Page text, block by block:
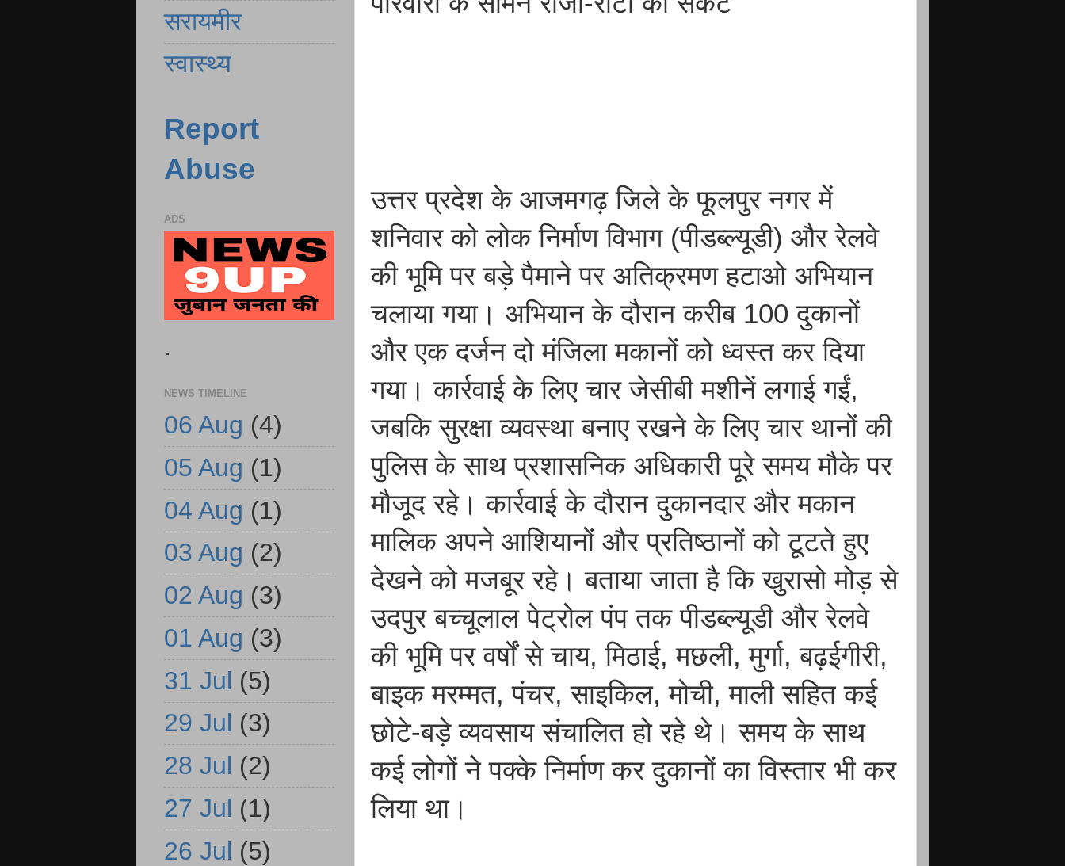
उत्तर प्रदेश के आजमगढ़ जिले के फूलपुर नगर में
शनिवार को लोक निर्माण विभाग (पीडब्ल्यूडी) और रेलवे
की भूमि पर बड़े पैमाने पर अतिक्रमण हटाओ अभियान
चलाया गया। अभियान के दौरान करीब 100 दुकानों
और एक दर्जन दो मंजिला मकानों को ध्वस्त कर दिया
गया। कार्रवाई के लिए चार जेसीबी मशीनें लगाई गईं,
जबकि सुरक्षा व्यवस्था बनाए रखने के लिए चार थानों की
पुलिस के साथ प्रशासनिक अधिकारी पूरे समय मौके पर
मौजूद रहे। कार्रवाई के दौरान दुकानदार और मकान
मालिक अपने आशियानों और प्रतिष्ठानों को टूटते हुए
देखने को मजबूर रहे। बताया जाता है कि खुरासो मोड़ से
उदपुर बच्चूलाल पेट्रोल पंप तक पीडब्ल्यूडी और रेलवे
की भूमि पर वर्षों से चाय, मिठाई, मछली, मुर्गा, बढ़ईगीरी,
बाइक मरम्मत, पंचर, साइकिल, मोची, माली सहित कई
छोटे-बड़े व्यवसाय संचालित हो रहे थे। समय के साथ
कई लोगों ने पक्के निर्माण कर दुकानों का विस्तार भी कर
लिया था।
सरायमीर
स्वास्थ्य
Report
Abuse
ADS
.
NEWS TIMELINE
06 Aug (4)
05 Aug (1)
04 Aug (1)
03 Aug (2)
02 Aug (3)
01 Aug (3)
31 Jul (5)
29 Jul (3)
28 Jul (2)
27 Jul (1)
26 Jul (5)